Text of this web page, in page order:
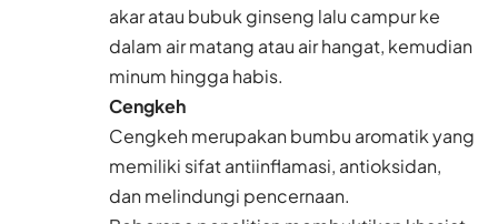
akar atau bubuk ginseng lalu campur ke
dalam air matang atau air hangat, kemudian
minum hingga habis.
Cengkeh
Cengkeh merupakan bumbu aromatik yang
memiliki sifat antiinflamasi, antioksidan,
dan melindungi pencernaan.